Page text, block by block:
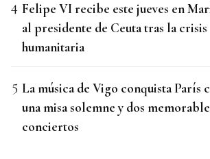
Felipe VI recibe este jueves en
al presidente de Ceuta tras la crisis
humanitaria
La música de Vigo conquista París
una misa solemne y dos
conciertos